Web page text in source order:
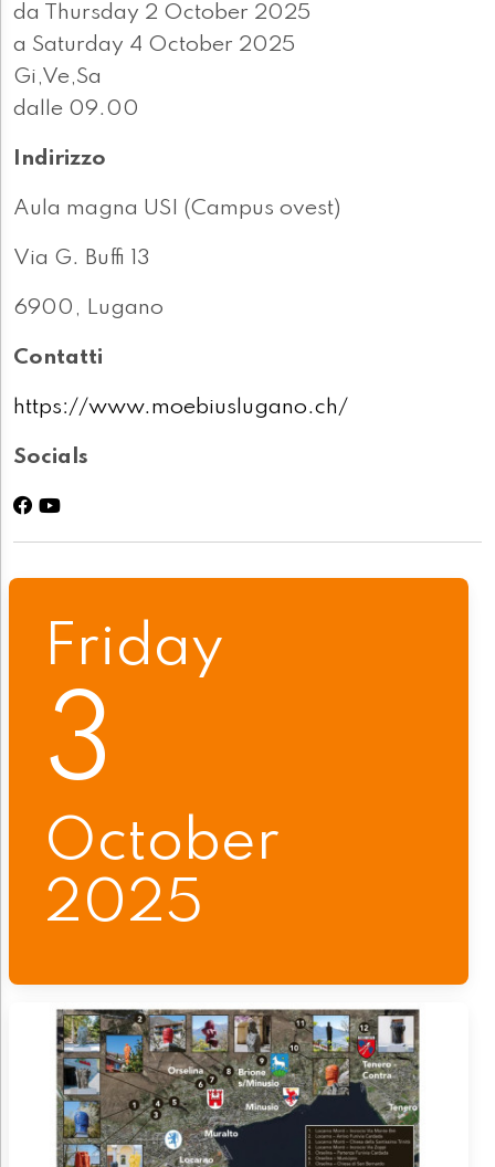
da Thursday 2 October 2025
a Saturday 4 October 2025
Gi,Ve,Sa
dalle 09.00
Indirizzo
Aula magna USI (Campus ovest)
Via G. Buffi 13
6900, Lugano
Contatti
https://www.moebiuslugano.ch/
Socials
Friday
3
October
2025